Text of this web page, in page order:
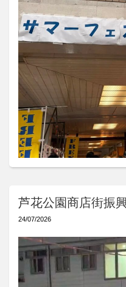
芦花公園商店街振
24/07/2026